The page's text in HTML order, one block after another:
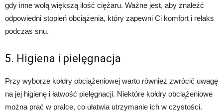
gdy inne wolą większą ilość ciężaru. Ważne jest, aby znaleźć
odpowiedni stopień obciążenia, który zapewni Ci komfort i relaks
podczas snu.
5. Higiena i pielęgnacja
Przy wyborze kołdry obciążeniowej warto również zwrócić uwagę
na jej higienę i łatwość pielęgnacji. Niektóre kołdry obciążeniowe
można prać w pralce, co ułatwia utrzymanie ich w czystości.